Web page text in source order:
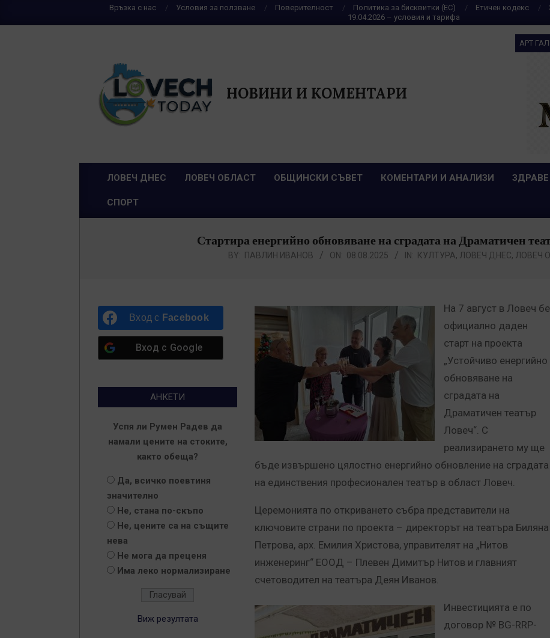
Връзка с нас Условия за ползване Поверителност Политика за бисквитки (ЕС) Етичен кодекс
19.04.2026 – условия и тарифа
НОВИНИ И КОМЕНТАРИ
АРТ
Primary
ЛОВЕЧ ДНЕС ЛОВЕЧ ОБЛАСТ ОБЩИНСКИ СЪВЕТ КОМЕНТАРИ И АНАЛИЗИ ЗДРАВЕ
СПОРТ
Стартира енергийно обновяване на сградата на Драматичен
BY: ПАВЛИН ИВАНОВ ON: 08.08.2025 IN: КУЛТУРА, ЛОВЕЧ ДНЕС, ЛОВЕЧ
На 7 август в Ловеч бе
официално даден
старт на проекта
„Устойчиво енергийно
обновяване на
сградата на
Драматичен театър
Ловеч“. С
реализирането му ще
бъде извършено цялостно енергийно обновление на сградата
на единствения професионален театър в област Ловеч.
Церемонията по откриването събра представители на
ключовите страни по проекта – директорът на театъра Биляна
Петрова, арх. Емилия Христова, управителят на „Нитов
инженеринг“ ЕООД – Плевен Димитър Нитов и главният
счетоводител на театъра Деян Иванов.
Инвестицията е по
договор № BG-RRP-
Вход с Facebook
Вход с Google
АНКЕТИ
Успя ли Румен Радев да
намали цените на стоките,
както обеща?
Да, всичко поевтиня
значително
Не, стана по-скъпо
Не, цените са на същите
нева
Не мога да преценя
Има леко нормализиране
Виж резултата